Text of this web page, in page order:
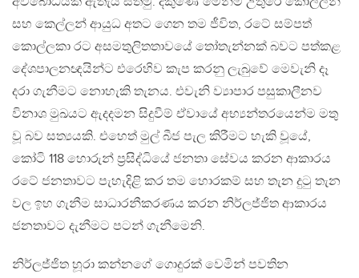
සහ කෙල්ලන් ආයුධ අතට ගෙන තම ජීවිත, රටේ සම්පත්
කොල්ලකා රට අසමතුලිතතාවයේ තෝතැන්නක් බවට පත්කළ
දේශපාලනඥයින්ට එරෙහිව කැප කරනු ලැබුවේ මෙවැනි දෑ
දරා ගැනීමට නොහැකි තැනය. එවැනි ව්‍යාපාර පසුකාලීනව
විනාශ මුඛයට ඇදදමන සිදුවීම් ඒවායේ අභ්‍යන්තරයෙන්ම මතු
වූ බව සත්‍යයකි. එහෙත් මුල් බීජ පැල කිරීමට හැකි වූයේ,
කෝටි 118 හොරුන් ප්‍රසිද්ධියේ ජනතා සේවය කරන ආකාරය
රටේ ජනතාවට පැහැදිළි කර තම හොරකම් සහ තැන දුටු තැන
වල ඉහ ගැනීම සාධාරනීකරණය කරන නිර්ලජ්ජිත ආකාරය
ජනතාවට දැනීමට පටන් ගැනීමෙනි.
නිර්ලජ්ජිත හූරා කන්නගේ ගොදුරක් වෙමින් පවතින